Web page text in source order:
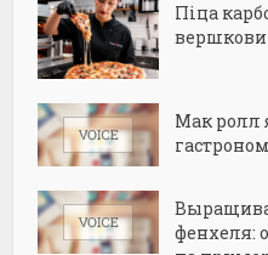
Піца
Мак ролл
фенхеля: